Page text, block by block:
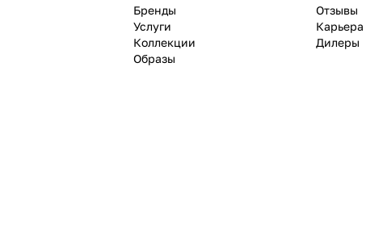
Бренды
Услуги
Коллекции
Образы
Отзывы
Карьера
Дилеры